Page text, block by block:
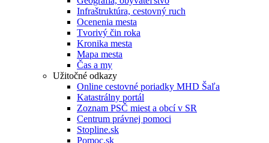
Infraštruktúra, cestovný ruch
Ocenenia mesta
Tvorivý čin roka
Kronika mesta
Mapa mesta
Čas a my
Užitočné odkazy
Online cestovné poriadky MHD Šaľa
Katastrálny portál
Zoznam PSČ miest a obcí v SR
Centrum právnej pomoci
Stopline.sk
Pomoc.sk